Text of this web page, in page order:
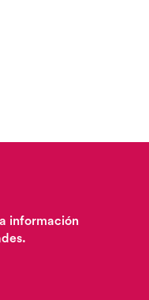
información